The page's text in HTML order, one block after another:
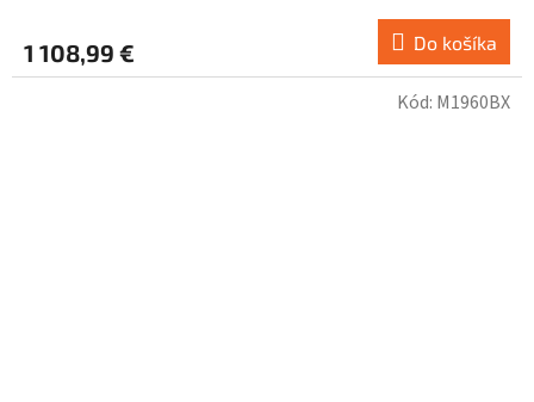
1 108,99 € Do košíka
Kód: M1960BX